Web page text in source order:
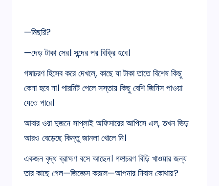
—মিছরি?
—দেড় টাকা সের। সন্দের পর বিক্রি হবে।
গঙ্গাচরণ হিসেব করে দেখলে, কাছে যা টাকা তাতে বিশেষ কিছু
কেনা হবে না। পারমিট পেলে সস্তায় কিছু বেশি জিনিস পাওয়া
যেতে পারে।
আবার ওরা দুজনে সাপ্লাই অফিসারের আপিসে এল, তখন ভিড়
আরও বেড়েছে কিন্তু জানলা খোলে নি।
একজন বৃদ্ধ ব্রাহ্মণ বসে আছেন। গঙ্গাচরণ বিড়ি খাওয়ার জন্য
তার কাছে গেল—জিজ্ঞেস করলে—আপনার নিবাস কোথায়?